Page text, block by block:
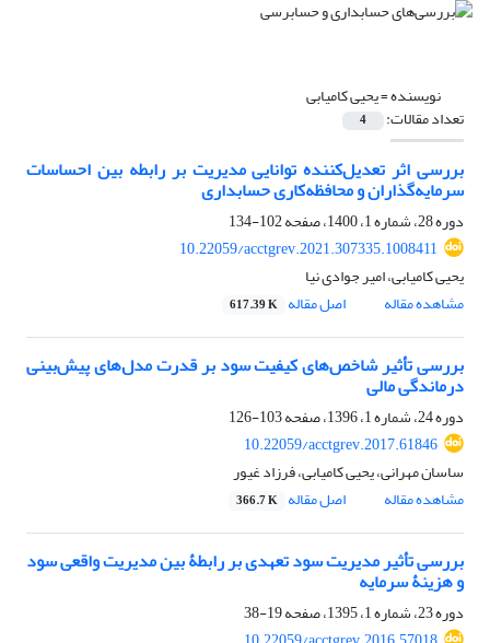
نویسنده =یحیی کامیابی
تعداد مقالات: 4
بررسی اثر تعدیل‌کننده توانایی مدیریت بر رابطه بین احساسات
سرمایه‌گذاران و محافظه‌کاری حسابداری
دوره 28، شماره 1، 1400، صفحه
102-134
10.22059/acctgrev.2021.307335.1008411
یحیی کامیابی، امیر جوادی نیا
مشاهده مقاله
اصل مقاله 617.39 K
بررسی تأثیر شاخص‌های کیفیت سود بر قدرت مدل‌های پیش‌بینی
درماندگی مالی
دوره 24، شماره 1، 1396، صفحه
103-126
10.22059/acctgrev.2017.61846
ساسان مهرانی، یحیی کامیابی، فرزاد غیور
مشاهده مقاله
اصل مقاله 366.7 K
بررسی تأثیر مدیریت سود تعهدی بر رابطۀ بین مدیریت واقعی سود
و هزینۀ سرمایه
دوره 23، شماره 1، 1395، صفحه
19-38